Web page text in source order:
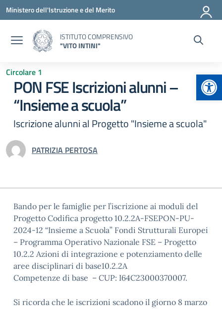
Vai ai contenuti
Vai al menu di navigazione
Vai al footer
Ministero dell'Istruzione e del Merito
ISTITUTO COMPRENSIVO
"VITO INTINI"
Circolare 1
PON FSE Iscrizioni alunni –
“Insieme a scuola”
Iscrizione alunni al Progetto "Insieme a scuola"
PATRIZIA PERTOSA
Bando per le famiglie per l’iscrizione ai moduli del
Progetto Codifica progetto 10.2.2A-FSEPON-PU-
2024-12 “Insieme a Scuola” Fondi Strutturali Europei
– Programma Operativo Nazionale FSE – Progetto
10.2.2 Azioni di integrazione e potenziamento delle
aree disciplinari di base10.2.2A
Competenze di base – CUP: I64C23000370007.
Si ricorda che le iscrizioni scadono il giorno 8 marzo